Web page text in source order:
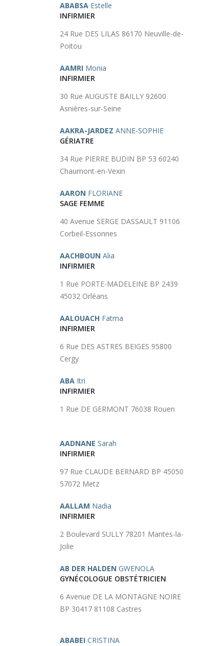
ABABSA Estelle
INFIRMIER
24 Rue DES LILAS 86170 Neuville-de-
Poitou
AAMRI Monia
INFIRMIER
30 Rue AUGUSTE BAILLY 92600
Asnières-sur-Seine
AAKRA-JARDEZ ANNE-SOPHIE
GÉRIATRE
34 Rue PIERRE BUDIN BP 53 60240
Chaumont-en-Vexin
AARON FLORIANE
SAGE FEMME
40 Avenue SERGE DASSAULT 91106
Corbeil-Essonnes
AACHBOUN Alia
INFIRMIER
1 Rue PORTE-MADELEINE BP 2439
45032 Orléans
AALOUACH Fatma
INFIRMIER
6 Rue DES ASTRES BEIGES 95800
Cergy
ABA Itri
INFIRMIER
1 Rue DE GERMONT 76038 Rouen
AADNANE Sarah
INFIRMIER
97 Rue CLAUDE BERNARD BP 45050
57072 Metz
AALLAM Nadia
INFIRMIER
2 Boulevard SULLY 78201 Mantes-la-
Jolie
AB DER HALDEN GWENOLA
GYNÉCOLOGUE OBSTÉTRICIEN
6 Avenue DE LA MONTAGNE NOIRE
BP 30417 81108 Castres
ABABEI CRISTINA